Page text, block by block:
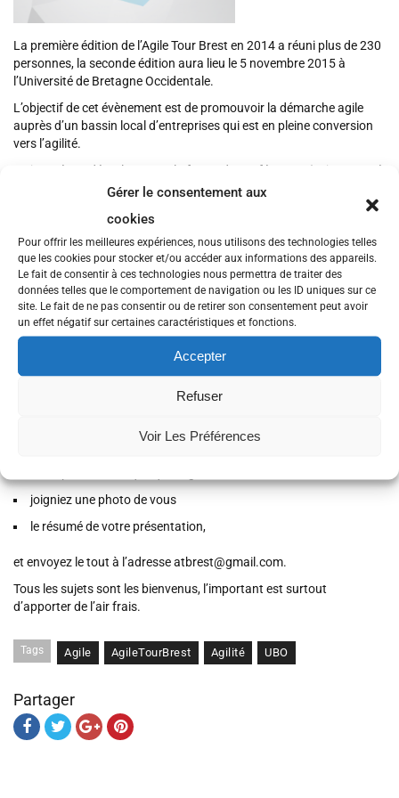
Gérer le consentement aux
cookies
Pour offrir les meilleures expériences, nous utilisons des technologies telles
que les cookies pour stocker et/ou accéder aux informations des appareils.
Le fait de consentir à ces technologies nous permettra de traiter des
données telles que le comportement de navigation ou les ID uniques sur ce
site. Le fait de ne pas consentir ou de retirer son consentement peut avoir
un effet négatif sur certaines caractéristiques et fonctions.
Accepter
Refuser
Voir Les Préférences
La première édition de l’Agile Tour Brest en 2014 a réuni plus de 230
personnes, la seconde édition aura lieu le 5 novembre 2015 à
l’Université de Bretagne Occidentale.
L’objectif de cet évènement est de promouvoir la démarche agile
auprès d’un bassin local d’entreprises qui est en pleine conversion
vers l’agilité.
La journée se déroulera sous la forme de conférences (sujet avancé,
retour d’expérience) ou d’ateliers (dojo, Serious Game).
Les sujets s’adressent un large public, depuis les fondamentaux de
Si vous souhaitez proposer une session merci de préciser:
Le nom du ou des intervenants
Le titre de votre intervention
le type d’intervention
joigniez une photo de vous
le résumé de votre présentation,
et envoyez le tout à l’adresse atbrest@gmail.com.
Tous les sujets sont les bienvenus, l’important est surtout
d’apporter de l’air frais.
Tags Agile AgileTourBrest Agilité UBO
Partager